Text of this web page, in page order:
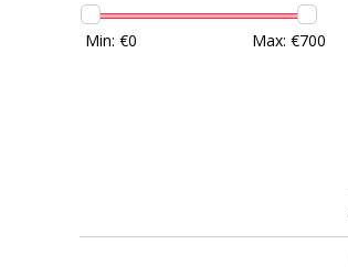
Min: €0 Max: €700